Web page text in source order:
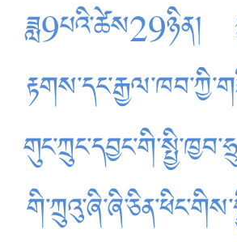
ཟླ9པའི་ཚེས29ཉིན།